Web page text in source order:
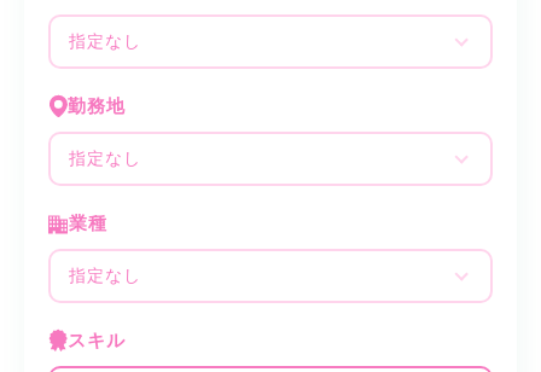
指定なし
勤務地
指定なし
業種
指定なし
スキル